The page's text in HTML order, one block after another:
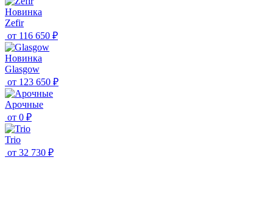
Новинка
Zefir
от 116 650 ₽
Новинка
Glasgow
от 123 650 ₽
Aрочные
от 0 ₽
Trio
от 32 730 ₽